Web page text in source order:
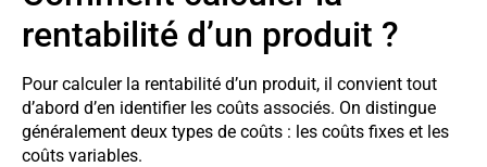
rentabilité d’un produit ?
Pour calculer la rentabilité d’un produit, il convient tout
d’abord d’en identifier les coûts associés. On distingue
généralement deux types de coûts : les coûts fixes et les
coûts variables.